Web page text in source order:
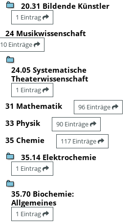
20.31 Bildende Künstler
1 Eintrag
24 Musikwissenschaft
10 Einträge
24.05 Systematische
Theaterwissenschaft
1 Eintrag
31 Mathematik 96 Einträge
33 Physik 90 Einträge
35 Chemie 117 Einträge
35.14 Elektrochemie
1 Eintrag
35.70 Biochemie:
Allgemeines
1 Eintrag